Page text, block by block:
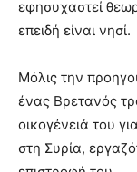
εφησυχαστεί
επειδή είναι νησί.
Μόλις την
ένας Βρετανός
οικογένειά του
στη Συρία,